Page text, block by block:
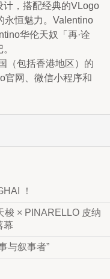
计，搭配经典的VLogo
永恒魅力。Valentino
华伦天奴「再·诠
（包括香港地区）的
官网、微信小程序和
！
梭 × PINARELLO 皮纳
幕
与叙事者”